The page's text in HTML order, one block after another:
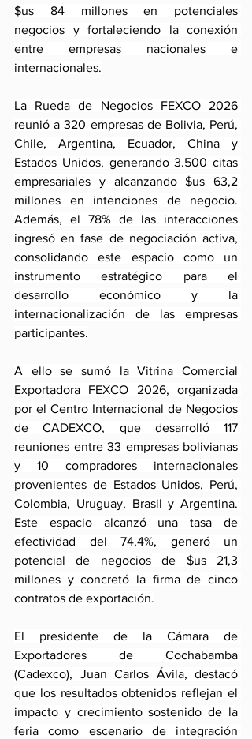
$us 84 millones en potenciales
negocios y fortaleciendo la conexión
entre empresas nacionales e
internacionales.
La Rueda de Negocios FEXCO 2026
reunió a 320 empresas de Bolivia, Perú,
Chile, Argentina, Ecuador, China y
Estados Unidos, generando 3.500 citas
empresariales y alcanzando $us 63,2
millones en intenciones de negocio.
Además, el 78% de las interacciones
ingresó en fase de negociación activa,
consolidando este espacio como un
instrumento estratégico para el
desarrollo económico y la
internacionalización de las empresas
participantes.
A ello se sumó la Vitrina Comercial
Exportadora FEXCO 2026, organizada
por el Centro Internacional de Negocios
de CADEXCO, que desarrolló 117
reuniones entre 33 empresas bolivianas
y 10 compradores internacionales
provenientes de Estados Unidos, Perú,
Colombia, Uruguay, Brasil y Argentina.
Este espacio alcanzó una tasa de
efectividad del 74,4%, generó un
potencial de negocios de $us 21,3
millones y concretó la firma de cinco
contratos de exportación.
El presidente de la Cámara de
Exportadores de Cochabamba
(Cadexco), Juan Carlos Ávila, destacó
que los resultados obtenidos reflejan el
impacto y crecimiento sostenido de la
feria como escenario de integración